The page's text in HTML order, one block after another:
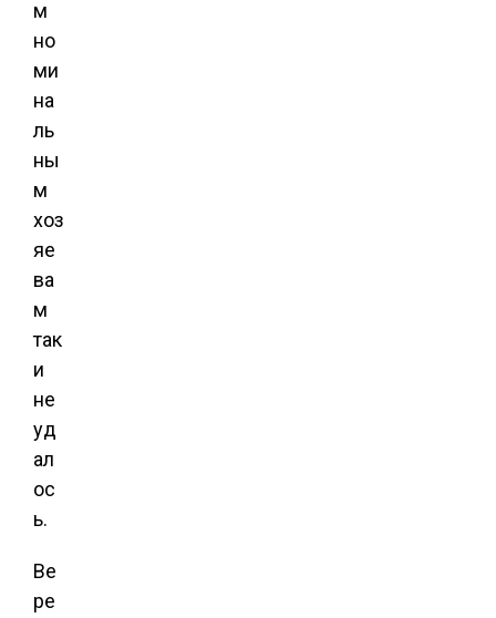
м
но
ми
на
ль
ны
м
хоз
яе
ва
м
так
и
не
уд
ал
ос
ь.
Ве
ре